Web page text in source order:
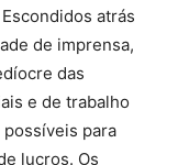
atrás
de imprensa,
das
e de trabalho
para
lucros. Os